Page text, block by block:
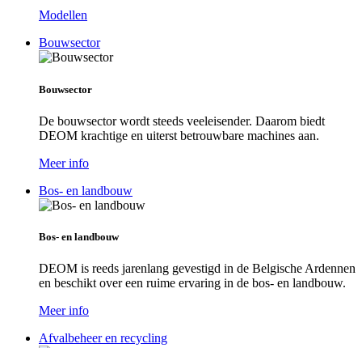
Modellen
Bouwsector
Bouwsector
De bouwsector wordt steeds veeleisender. Daarom biedt
DEOM krachtige en uiterst betrouwbare machines aan.
Meer info
Bos- en landbouw
Bos- en landbouw
DEOM is reeds jarenlang gevestigd in de Belgische Ardennen
en beschikt over een ruime ervaring in de bos- en landbouw.
Meer info
Afvalbeheer en recycling